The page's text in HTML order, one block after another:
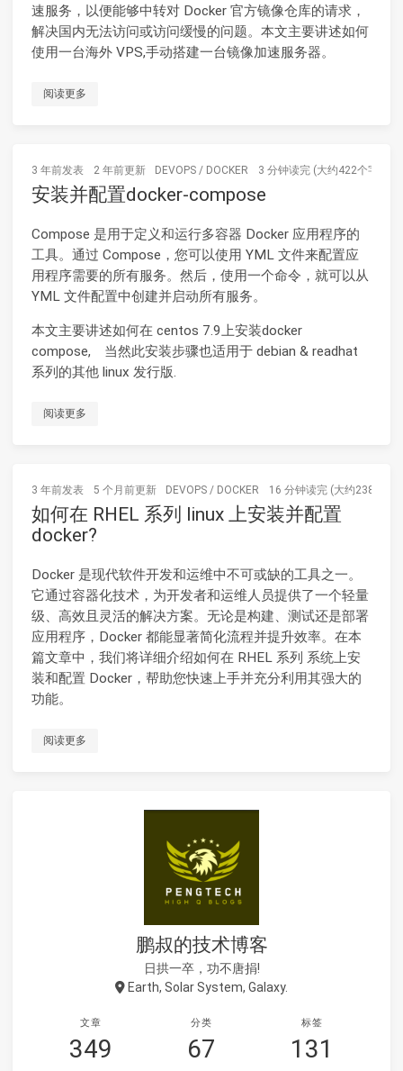
速服务，以便能够中转对 Docker 官方镜像仓库的请求，
解决国内无法访问或访问缓慢的问题。本文主要讲述如何
使用一台海外 VPS,手动搭建一台镜像加速服务器。
阅读更多
3 年前发表 2 年前更新 DEVOPS / DOCKER 3 分钟读完 (大约422个字)
安装并配置docker-compose
Compose 是用于定义和运行多容器 Docker 应用程序的
工具。通过 Compose，您可以使用 YML 文件来配置应
用程序需要的所有服务。然后，使用一个命令，就可以从
YML 文件配置中创建并启动所有服务。
本文主要讲述如何在 centos 7.9上安装docker
compose, 当然此安装步骤也适用于 debian & readhat
系列的其他 linux 发行版.
阅读更多
3 年前发表 5 个月前更新 DEVOPS / DOCKER 16 分钟读完 (大约2384个
如何在 RHEL 系列 linux 上安装并配置
docker?
Docker 是现代软件开发和运维中不可或缺的工具之一。
它通过容器化技术，为开发者和运维人员提供了一个轻量
级、高效且灵活的解决方案。无论是构建、测试还是部署
应用程序，Docker 都能显著简化流程并提升效率。在本
篇文章中，我们将详细介绍如何在 RHEL 系列 系统上安
装和配置 Docker，帮助您快速上手并充分利用其强大的
功能。
阅读更多
鹏叔的技术博客
日拱一卒，功不唐捐!
Earth, Solar System, Galaxy.
文章
349
分类
67
标签
131